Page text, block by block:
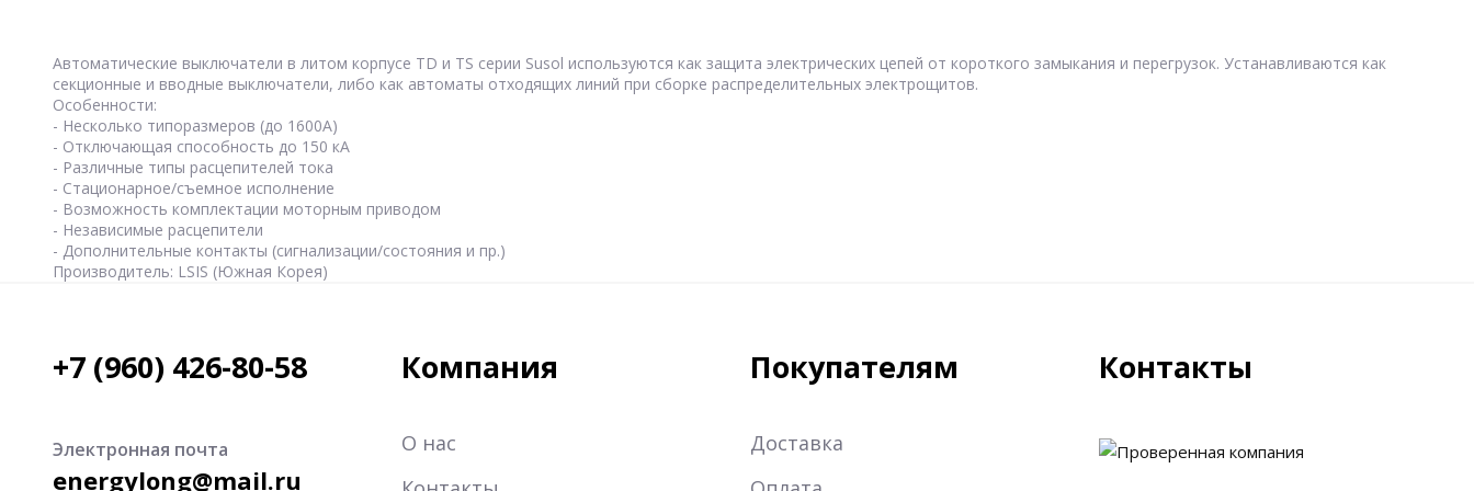
Автоматические выключатели в литом корпусе TD и TS серии Susol используются как защита электрических цепей от короткого замыкания и перегрузок. Устанавливаются как
секционные и вводные выключатели, либо как автоматы отходящих линий при сборке распределительных электрощитов.
Особенности:
- Несколько типоразмеров (до 1600А)
- Отключающая способность до 150 кА
- Различные типы расцепителей тока
- Стационарное/съемное исполнение
- Возможность комплектации моторным приводом
- Независимые расцепители
- Дополнительные контакты (сигнализации/состояния и пр.)
Производитель: LSIS (Южная Корея)
+7 (960) 426-80-58
Электронная почта
energylong@mail.ru
Компания
О нас
Покупателям
Доставка
Контакты